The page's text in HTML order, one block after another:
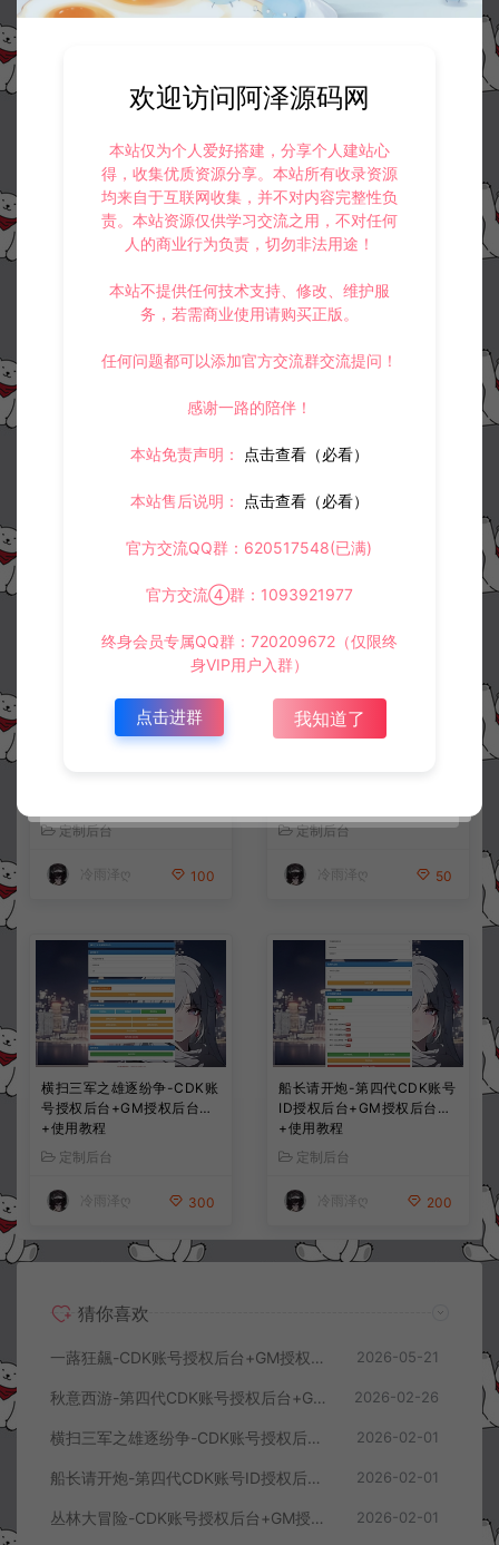
5.侵权联系邮箱：32838727@qq.com
冷雨泽ღ 默认解压密码：www.lyzwlkj.vip 复
战神引擎传奇手游管理后台+代理+推广+福利后台+三网全套落地官网
定制后台
冷雨泽ღ 100
定制后台
冷雨泽ღ 50
横扫三军之雄逐纷争-CDK账
号授权后台+GM授权后台
+使用教程
定制后台
冷雨泽ღ 300
船长请开炮-第四代CDK账号
ID授权后台+GM授权后台
+使用教程
定制后台
冷雨泽ღ 200
猜你喜欢
一蕗狂飆-CDK账号授权后台+GM授权后台+使用教程 2026-05-21
秋意西游-第四代CDK账号授权后台+GM授权后台+使用教程 2026-02-26
横扫三军之雄逐纷争-CDK账号授权后台+GM授权后台+使用教程 2026-02-01
船长请开炮-第四代CDK账号ID授权后台+GM授权后台+使用教程 2026-02-01
丛林大冒险-CDK账号授权后台+GM授权后台+使用教程 2026-02-01
欢迎访问阿泽源码网
本站仅为个人爱好搭建，分享个人建站心
得，收集优质资源分享。本站所有收录资源
均来自于互联网收集，并不对内容完整性负
责。本站资源仅供学习交流之用，不对任何
人的商业行为负责，切勿非法用途！
本站不提供任何技术支持、修改、维护服
务，若需商业使用请购买正版。
任何问题都可以添加官方交流群交流提问！
感谢一路的陪伴！
本站免责声明： 点击查看（必看）
本站售后说明： 点击查看（必看）
官方交流QQ群：620517548(已满)
官方交流④群：1093921977
终身会员专属QQ群：720209672（仅限终
身VIP用户入群）
点击进群 我知道了